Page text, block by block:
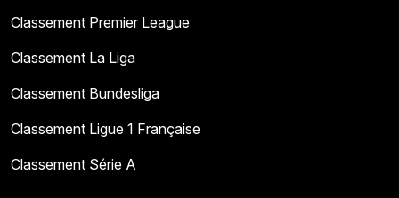
Classement Premier League
Classement La Liga
Classement Bundesliga
Classement Ligue 1 Française
Classement Série A